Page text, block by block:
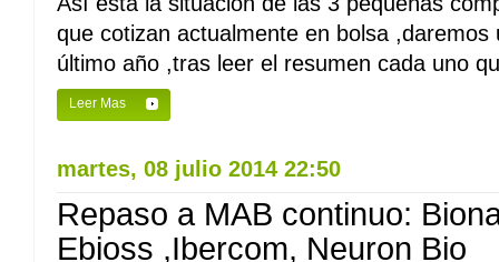
que cotizan actualmente en bolsa
último año ,tras leer el resumen cada uno
Leer Mas
martes, 08 julio 2014 22:50
Repaso a MAB continuo:
Ebioss ,Ibercom, Neuron Bio